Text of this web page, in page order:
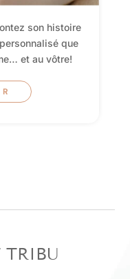
son histoire
que
et au vôtre!
TRIBU